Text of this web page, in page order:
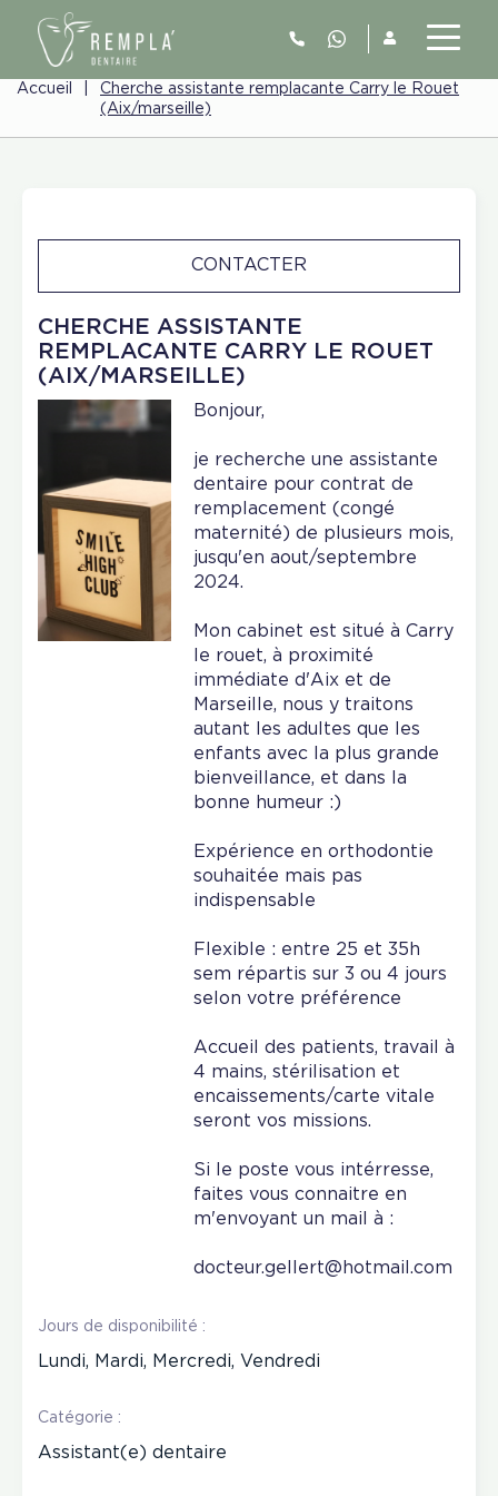
Accueil
Cherche assistante remplacante Carry le Rouet
(Aix/marseille)
CHERCHE ASSISTANTE
REMPLACANTE CARRY LE ROUET
(AIX/MARSEILLE)
CONTACTER
Bonjour,
je recherche une assistante
dentaire pour contrat de
remplacement (congé
maternité) de plusieurs mois,
jusqu'en aout/septembre
2024.
Mon cabinet est situé à Carry
le rouet, à proximité
immédiate d'Aix et de
Marseille, nous y traitons
autant les adultes que les
enfants avec la plus grande
bienveillance, et dans la
bonne humeur :)
Expérience en orthodontie
souhaitée mais pas
indispensable
Flexible : entre 25 et 35h
sem répartis sur 3 ou 4 jours
selon votre préférence
Accueil des patients, travail à
4 mains, stérilisation et
encaissements/carte vitale
seront vos missions.
Si le poste vous intérresse,
faites vous connaitre en
m'envoyant un mail à :
docteur.gellert@hotmail.com
Jours de disponibilité :
Lundi, Mardi, Mercredi, Vendredi
Catégorie :
Assistant(e) dentaire